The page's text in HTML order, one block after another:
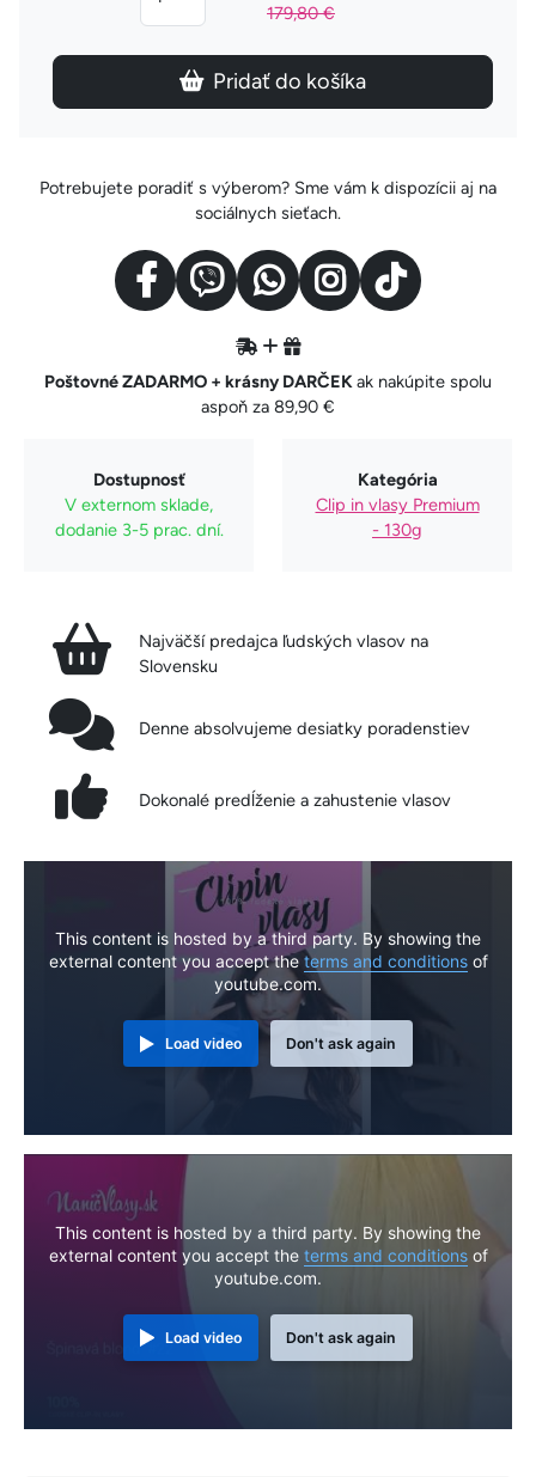
179,80 €
Pridať do košíka
Potrebujete poradiť s výberom? Sme vám k dispozícii aj na
sociálnych sieťach.
Poštovné ZADARMO + krásny DARČEKak nakúpite spolu
aspoň za 89,90 €
Dostupnosť
V externom sklade,
dodanie 3-5 prac. dní.
Kategória
Clip in vlasy Premium
- 130g
Najväčší predajca ľudských vlasov na
Slovensku
Denne absolvujeme desiatky poradenstiev
Dokonalé predĺženie a zahustenie vlasov
This content is hosted by a third party. By showing the
external content you accept the terms and conditionsof
youtube.com.
Load video Don't ask again
This content is hosted by a third party. By showing the
external content you accept the terms and conditionsof
youtube.com.
Load video Don't ask again